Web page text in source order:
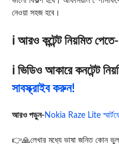
নেওয়া সহজ হবে।
ℹ️ আরও কন্টেন্ট নিয়মিত পেতে-
ℹ️ ভিডিও আকারে কনটেন্ট
সাবস্ক্রাইব করুন!
আরও পড়ুন-Nokia Raze Lite
👉🙏লেখার মধ্যে ভাষা জনিত কোন ভুল